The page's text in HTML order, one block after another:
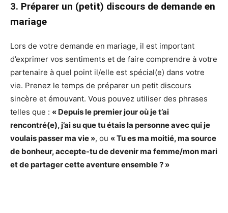
3. Préparer un (petit) discours de demande en
mariage
Lors de votre demande en mariage, il est important
d’exprimer vos sentiments et de faire comprendre à votre
partenaire à quel point il/elle est spécial(e) dans votre
vie. Prenez le temps de préparer un petit discours
sincère et émouvant. Vous pouvez utiliser des phrases
telles que : « Depuis le premier jour où je t’ai
rencontré(e), j’ai su que tu étais la personne avec qui je
voulais passer ma vie », ou « Tu es ma moitié, ma source
de bonheur, accepte-tu de devenir ma femme/mon mari
et de partager cette aventure ensemble ? »